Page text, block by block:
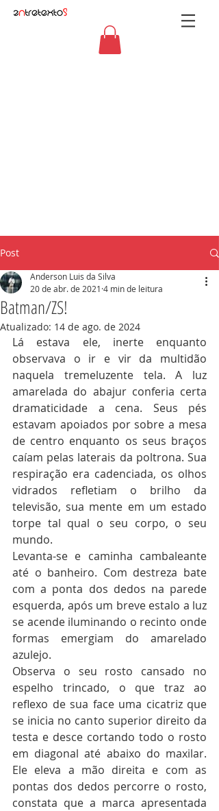
Post
Batman/ZS!
Anderson Luis da Silva
20 de abr. de 2021 4 min de leitura
Atualizado: 14 de ago. de 2024
Lá estava ele, inerte enquanto
observava o ir e vir da multidão
naquela tremeluzente tela. A luz
amarelada do abajur conferia certa
dramaticidade a cena. Seus pés
estavam apoiados por sobre a mesa
de centro enquanto os seus braços
caíam pelas laterais da poltrona. Sua
respiração era cadenciada, os olhos
vidrados refletiam o brilho da
televisão, sua mente em um estado
torpe tal qual o seu corpo, o seu
mundo.
Levanta-se e caminha cambaleante
até o banheiro. Com destreza bate
com a ponta dos dedos na parede
esquerda, após um breve estalo a luz
se acende iluminando o recinto onde
formas emergiam do amarelado
azulejo.
Observa o seu rosto cansado no
espelho trincado, o que traz ao
reflexo de sua face uma cicatriz que
se inicia no canto superior direito da
testa e desce cortando todo o rosto
em diagonal até abaixo do maxilar.
Ele eleva a mão direita e com as
pontas dos dedos percorre o rosto,
constata que a marca apresentada